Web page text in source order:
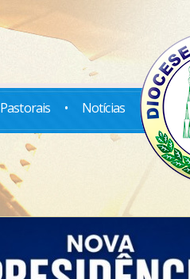
Pastorais • Notícias